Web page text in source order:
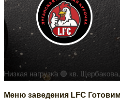
,
Низкая нагрузка 🟢 кв.
Меню заведения LFC